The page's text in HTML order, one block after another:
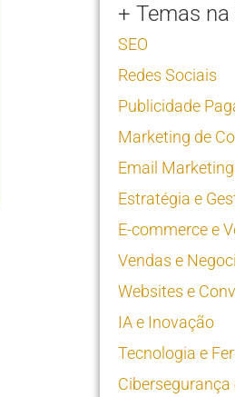
+ Temas
SEO
Redes Sociais
Publicidade
Marketing de
Email
Estratégia e
E-commerce e
Vendas e
Websites e
IA e Inovação
Tecnologia e
Cibersegurança